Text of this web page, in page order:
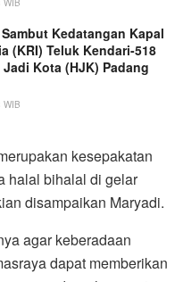
Kedatangan Kapal
(KRI) Teluk Kendari-518
Kota (HJK) Padang
kesepakatan
halal bihalal di gelar
disampaikan Maryadi.
agar keberadaan
dapat memberikan